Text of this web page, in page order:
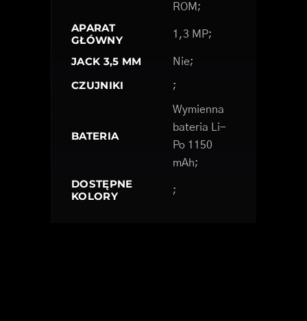
ROM;
APARAT
GŁÓWNY
1,3 MP;
JACK 3,5 MM Nie;
CZUJNIKI ;
BATERIA
Wymienna
bateria Li-
Po 1150
mAh;
DOSTĘPNE
KOLORY
;